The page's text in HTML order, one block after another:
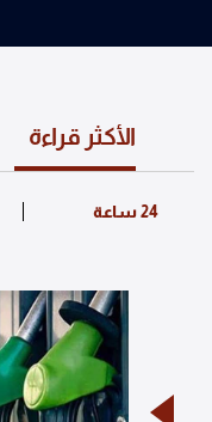
الأكثر قراءة